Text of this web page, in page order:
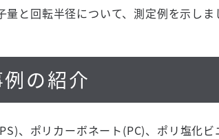
と回転半径について、測定例を示しま
の紹介
、ポリカーボネート(PC)、ポリ塩化